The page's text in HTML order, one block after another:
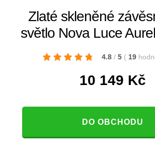
Zlaté skleněné
světlo Nova Luce
4.8 / 5 ( 19
10 149 Kč
DO OBCHODU